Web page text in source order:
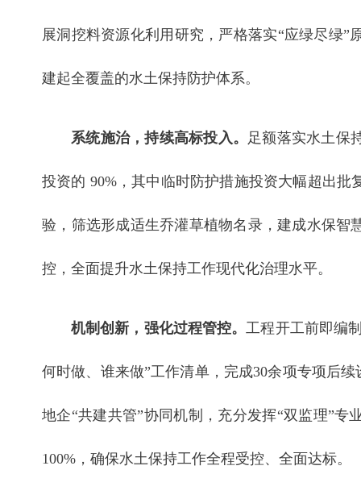
展洞挖料资源化利用研究，严格落实“应绿尽绿
建起全覆盖的水土保持防护体系。
系统施治，持续高标投入。 足额落实水土保
投资的 90%，其中临时防护措施投资大幅超出
验，筛选形成适生乔灌草植物名录，建成水保智
控，全面提升水土保持工作现代化治理水平。
机制创新，强化过程管控。工程开工前即编
何时做、谁来做”工作清单，完成30余项专项后
地企“共建共管”协同机制，充分发挥“双监理”
100%，确保水土保持工作全程受控、全面达标。